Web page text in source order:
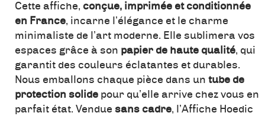
Cette affiche, conçue, imprimée et conditionnée
en France, incarne l’élégance et le charme
minimaliste de l’art moderne. Elle sublimera vos
espaces grâce à son papier de haute qualité, qui
garantit des couleurs éclatantes et durables.
Nous emballons chaque pièce dans un tube de
protection solide pour qu’elle arrive chez vous en
parfait état. Vendue sans cadre, l’Affiche Hoedic